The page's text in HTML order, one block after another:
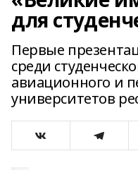
для
Первые
среди
авиационного и
университетов